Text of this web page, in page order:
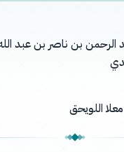
الرحمن بن ناصر بن عبد
اللويحق